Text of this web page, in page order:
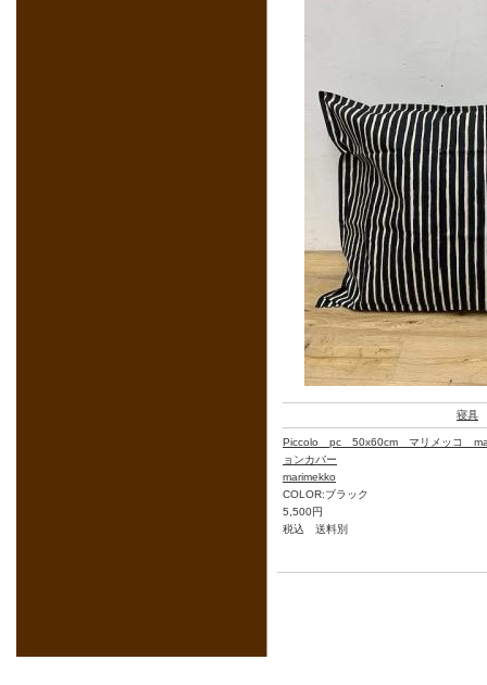
寝具
Piccolo pc 50x60cm マリメッコ
ョンカバー
marimekko
COLOR:ブラック
5,500円
税込 送料別